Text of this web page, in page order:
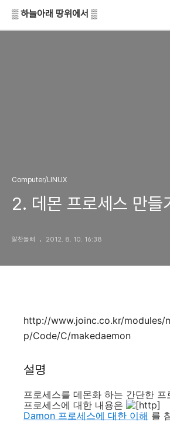
▒ 하늘아래 땅위에서 ▒
Computer/LINUX
2. 데몬 프로세스 만들
알찬돌삐 2012. 8. 10. 16:38
http://www.joinc.co.kr/modules/
p/Code/C/makedaemon
설명
프로세스를 데몬화 하는 간단한 프
프로세스에 대한 내용은
Damon 프로세스에 대한 이해 를